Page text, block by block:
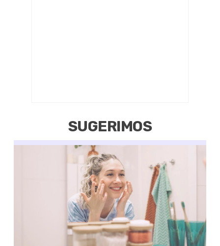
SUGERIMOS